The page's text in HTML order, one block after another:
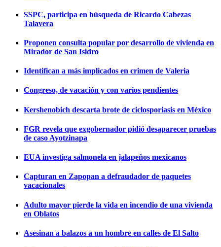
SSPC, participa en búsqueda de Ricardo Cabezas
Talavera
Proponen consulta popular por desarrollo de vivienda en
Mirador de San Isidro
Identifican a más implicados en crimen de Valeria
Congreso, de vacación y con varios pendientes
Kershenobich descarta brote de ciclosporiasis en México
FGR revela que exgobernador pidió desaparecer pruebas
de caso Ayotzinapa
EUA investiga salmonela en jalapeños mexicanos
Capturan en Zapopan a defraudador de paquetes
vacacionales
Adulto mayor pierde la vida en incendio de una vivienda
en Oblatos
Asesinan a balazos a un hombre en calles de El Salto